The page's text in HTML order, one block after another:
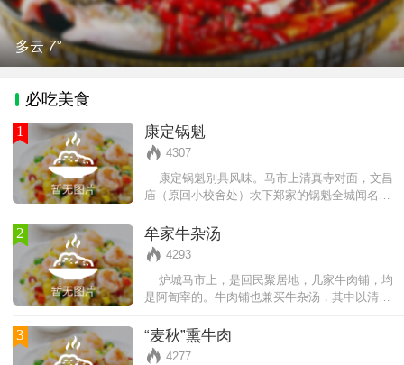
多云7°
必吃美食
1 康定锅魁
4307
康定锅魁别具风味。马市上清真寺对面，文昌
庙（原回小校舍处）坎下郑家的锅魁全城闻名。
2 牟家牛杂汤
4293
炉城马市上，是回民聚居地，几家牛肉铺，均
是阿訇宰的。牛肉铺也兼买牛杂汤，其中以清真
3 “麦秋”熏牛肉
4277